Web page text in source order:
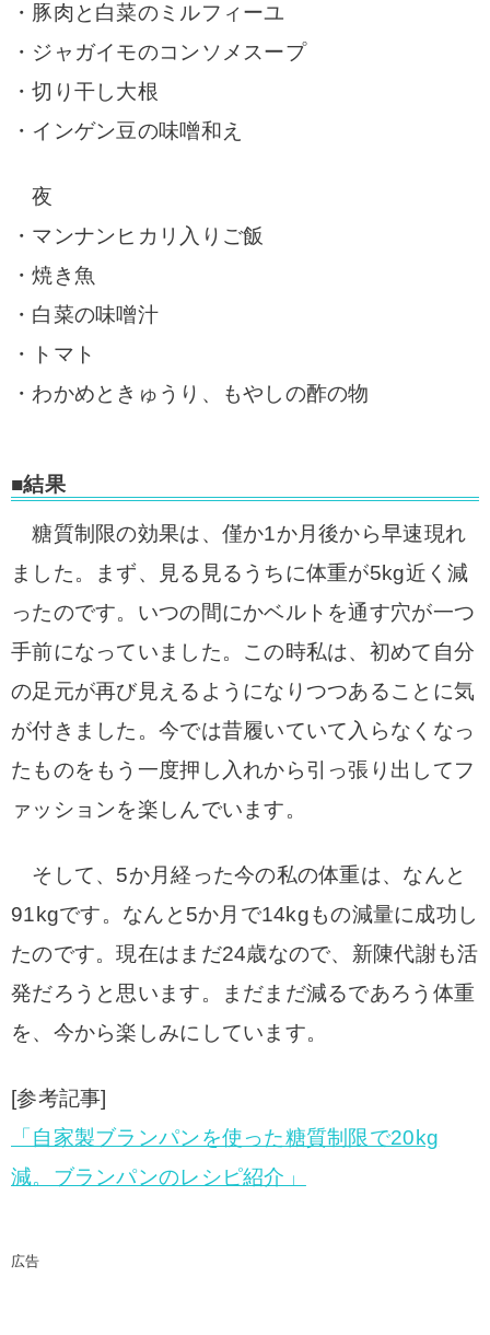
・豚肉と白菜のミルフィーユ
・ジャガイモのコンソメスープ
・切り干し大根
・インゲン豆の味噌和え
夜
・マンナンヒカリ入りご飯
・焼き魚
・白菜の味噌汁
・トマト
・わかめときゅうり、もやしの酢の物
■結果
糖質制限の効果は、僅か1か月後から早速現れ
ました。まず、見る見るうちに体重が5kg近く減
ったのです。いつの間にかベルトを通す穴が一つ
手前になっていました。この時私は、初めて自分
の足元が再び見えるようになりつつあることに気
が付きました。 今では昔履いていて入らなくなっ
たものをもう一度押し入れから引っ張り出してフ
ァッションを楽しんでいます。
そして、5か月経った今の私の体重は、なんと
91kgです。なんと5か月で14kgもの減量に成功し
たのです。現在はまだ24歳なので、新陳代謝も活
発だろうと思います。まだまだ減るであろう体重
を、今から楽しみにしています。
[参考記事]
「自家製ブランパンを使った糖質制限で20kg
減。ブランパンのレシピ紹介」
広告